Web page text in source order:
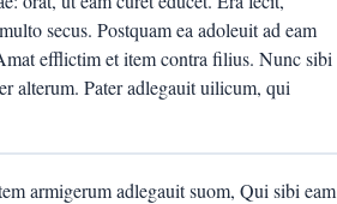
secus. Postquam ea adoleuit ad eam
efflictim et item contra filius. Nunc sibi
alterum. Pater adlegauit uilicum, qui
armigerum adlegauit suom, Qui sibi eam